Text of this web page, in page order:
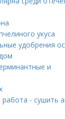
укуса
удобрения
и
- сушить